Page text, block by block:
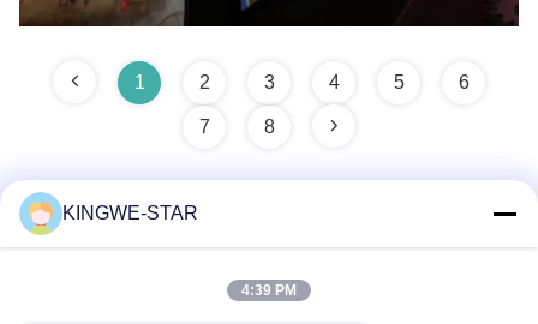
1 2 3 4 5 6
7 8
KINGWE-STAR
4:39 PM